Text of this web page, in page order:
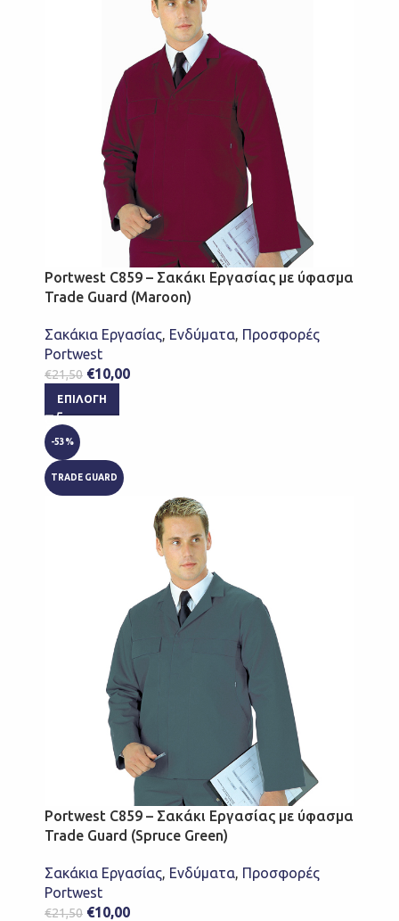
Portwest C859 – Σακάκι Εργασίας με ύφασμα
Trade Guard (Maroon)
Σακάκια Εργασίας, Ενδύματα, Προσφορές
Portwest
€21,50 €10,00
ΕΠΙΛΟΓΉ
-53%
TRADE GUARD
Portwest C859 – Σακάκι Εργασίας με ύφασμα
Trade Guard (Spruce Green)
Σακάκια Εργασίας, Ενδύματα, Προσφορές
Portwest
€21,50 €10,00